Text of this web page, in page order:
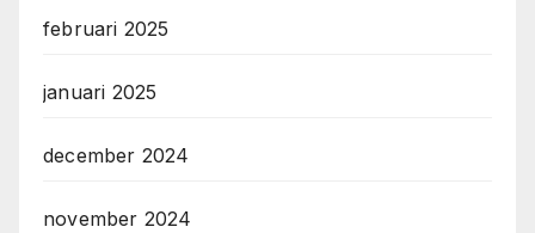
februari 2025
januari 2025
december 2024
november 2024